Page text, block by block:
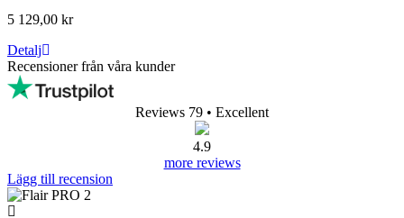
5 129,00 kr
Detalj
Recensioner från våra kunder
Reviews 79 • Excellent
4.9
more reviews
Lägg till recension